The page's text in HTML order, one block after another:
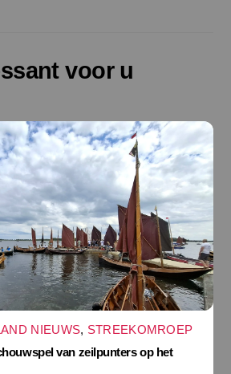
voor u
NIEUWS, STREEKOMROEP
van zeilpunters op het